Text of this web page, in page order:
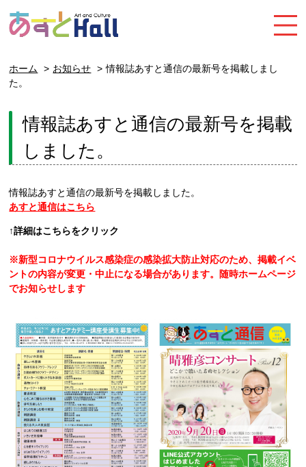
ホーム お知らせ
情報誌あすと通信の最新号を掲載しまし
た。
情報誌あすと通信の最新号を掲載
しました。
情報誌あすと通信の最新号を掲載しました。
あすと通信はこちら
↑詳細はこちらをクリック
※新型コロナウイルス感染症の感染拡大防止対応のため、掲載イベ
ントの内容が変更・中止になる場合があります。随時ホームページ
でお知らせします